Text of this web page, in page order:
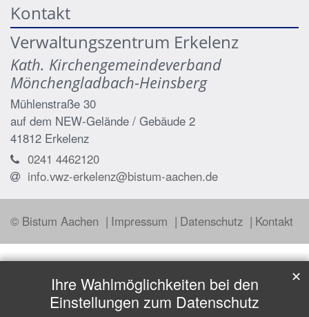
Kontakt
Verwaltungszentrum Erkelenz
Kath. Kirchengemeindeverband
Mönchengladbach-Heinsberg
Mühlenstraße 30
auf dem NEW-Gelände / Gebäude 2
41812 Erkelenz
0241 4462120
info.vwz-erkelenz@bistum-aachen.de
© Bistum Aachen Impressum Datenschutz Kontakt
Ihre Wahlmöglichkeiten bei den
Einstellungen zum Datenschutz
✕